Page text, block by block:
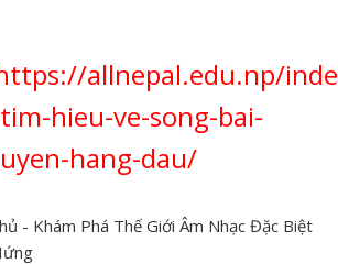
allnepal.edu.np/
hieu-ve-song-bai-
hang-dau/